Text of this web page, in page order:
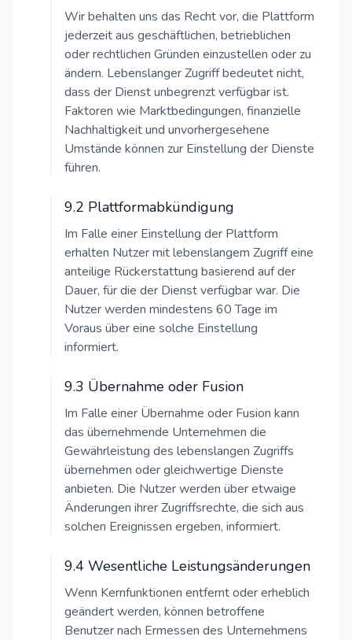
Wir behalten uns das Recht vor, die Plattform
jederzeit aus geschäftlichen, betrieblichen
oder rechtlichen Gründen einzustellen oder zu
ändern. Lebenslanger Zugriff bedeutet nicht,
dass der Dienst unbegrenzt verfügbar ist.
Faktoren wie Marktbedingungen, finanzielle
Nachhaltigkeit und unvorhergesehene
Umstände können zur Einstellung der Dienste
führen.
9.2 Plattformabkündigung
Im Falle einer Einstellung der Plattform
erhalten Nutzer mit lebenslangem Zugriff eine
anteilige Rückerstattung basierend auf der
Dauer, für die der Dienst verfügbar war. Die
Nutzer werden mindestens 60 Tage im
Voraus über eine solche Einstellung
informiert.
9.3 Übernahme oder Fusion
Im Falle einer Übernahme oder Fusion kann
das übernehmende Unternehmen die
Gewährleistung des lebenslangen Zugriffs
übernehmen oder gleichwertige Dienste
anbieten. Die Nutzer werden über etwaige
Änderungen ihrer Zugriffsrechte, die sich aus
solchen Ereignissen ergeben, informiert.
9.4 Wesentliche Leistungsänderungen
Wenn Kernfunktionen entfernt oder erheblich
geändert werden, können betroffene
Benutzer nach Ermessen des Unternehmens